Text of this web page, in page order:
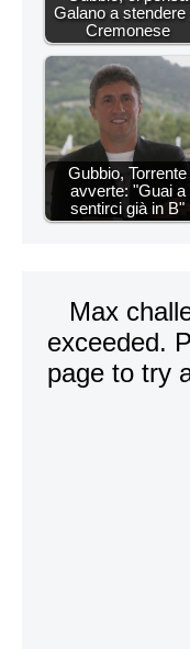
Galano a stendere
Cremonese
Gubbio, Torrente
avverte: "Guai a
sentirci già in B"